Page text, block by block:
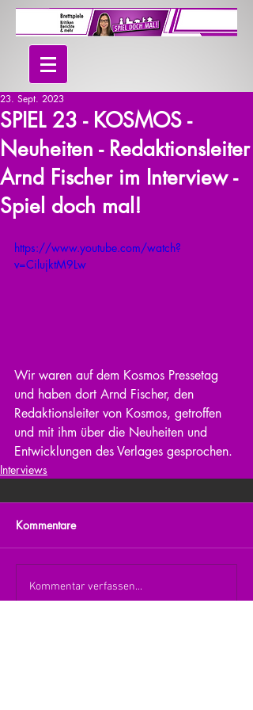
SPIEL 23 - KOSMOS -
Neuheiten - Redaktionsleiter
Arnd Fischer im Interview -
Spiel doch mal!
23. Sept. 2023
https://www.youtube.com/watch?
v=CilujktM9Lw
Wir waren auf dem Kosmos Pressetag
und haben dort Arnd Fischer, den
Redaktionsleiter von Kosmos, getroffen
und mit ihm über die Neuheiten und
Entwicklungen des Verlages gesprochen.
Interviews
Kommentare
Kommentar verfassen...